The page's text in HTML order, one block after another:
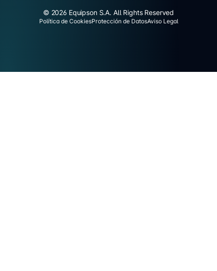
© 2026 Equipson S.A. All Rights Reserved
Política de CookiesProtección de DatosAviso Legal